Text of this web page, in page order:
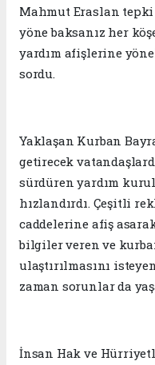
Mahmut Eraslan
yöne baksanız her
yardım afişlerine
sordu.
Yaklaşan Kurban
getirecek
sürdüren yardım
hızlandırdı. Çeşitli
caddelerine afiş
bilgiler veren ve
ulaştırılmasını
zaman sorunlar da
İnsan Hak ve